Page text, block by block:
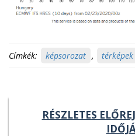
Címkék: képsorozat , térképek
RÉSZLETES